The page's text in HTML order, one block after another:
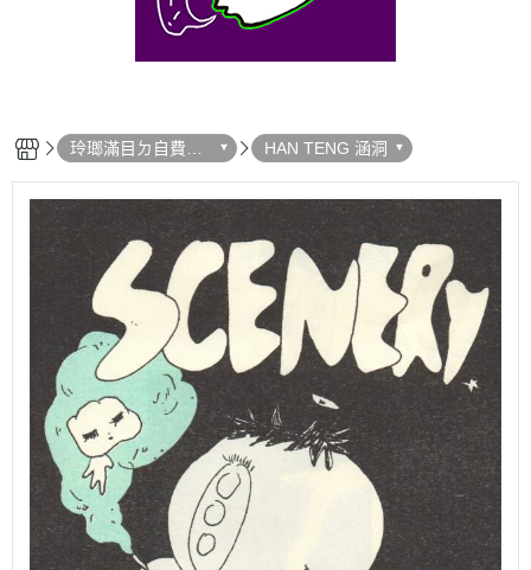
玲瑯滿目ㄉ自費出
版！
HAN TENG 涵洞